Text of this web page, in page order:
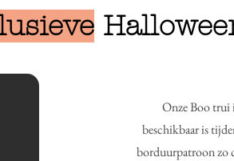
Onze Boo trui
beschikbaar is
borduurpatroon zo